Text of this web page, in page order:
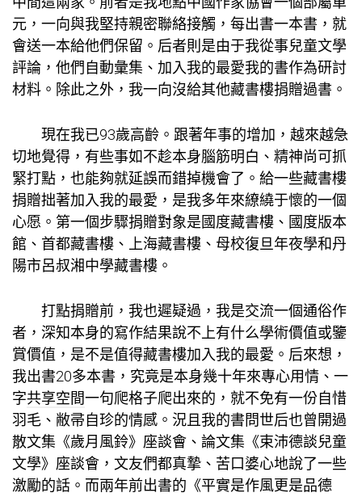
元，一向與我堅持親密聯絡接觸，每出書一本書，就
會送一本給他們保留。后者則是由于我從事兒童文學
評論，他們自動彙集、加入我的最愛我的書作為研討
材料。除此之外，我一向沒給其他藏書樓捐贈過書。
現在我已93歲高齡。跟著年事的增加，越來越急
切地覺得，有些事如不趁本身腦筋明白、精神尚可抓
緊打點，也能夠就延誤而錯掉機會了。給一些藏書樓
捐贈拙著加入我的最愛，是我多年來繚繞于懷的一個
心愿。第一個步驟捐贈對象是國度藏書樓、國度版本
館、首都藏書樓、上海藏書樓、母校復旦年夜學和丹
陽市呂叔湘中學藏書樓。
打點捐贈前，我也遲疑過，我是交流一個通俗作
者，深知本身的寫作結果說不上有什么學術價值或鑒
賞價值，是不是值得藏書樓加入我的最愛。后來想，
我出書20多本書，究竟是本身幾十年來專心用情、一
字共享空間一句爬格子爬出來的，就不免有一份自惜
羽毛、敝帚自珍的情感。況且我的書問世后也曾開過
散文集《歲月風鈴》座談會、論文集《束沛德談兒童
文學》座談會，文友們都真摯、苦口婆心地說了一些
激勵的話。而兩年前出書的《平實是作風更是品德